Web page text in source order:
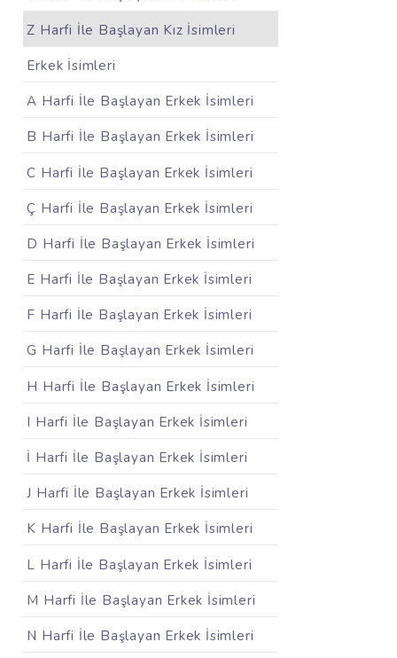
Z Harfi İle Başlayan Kız İsimleri
Erkek İsimleri
A Harfi İle Başlayan Erkek İsimleri
B Harfi İle Başlayan Erkek İsimleri
C Harfi İle Başlayan Erkek İsimleri
Ç Harfi İle Başlayan Erkek İsimleri
D Harfi İle Başlayan Erkek İsimleri
E Harfi İle Başlayan Erkek İsimleri
F Harfi İle Başlayan Erkek İsimleri
G Harfi İle Başlayan Erkek İsimleri
H Harfi İle Başlayan Erkek İsimleri
I Harfi İle Başlayan Erkek İsimleri
İ Harfi İle Başlayan Erkek İsimleri
J Harfi İle Başlayan Erkek İsimleri
K Harfi İle Başlayan Erkek İsimleri
L Harfi İle Başlayan Erkek İsimleri
M Harfi İle Başlayan Erkek İsimleri
N Harfi İle Başlayan Erkek İsimleri